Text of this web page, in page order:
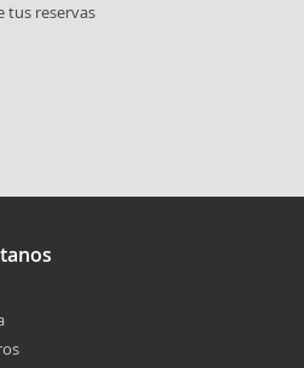
tus reservas